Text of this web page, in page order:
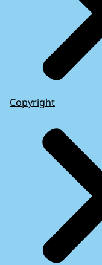
Copyright